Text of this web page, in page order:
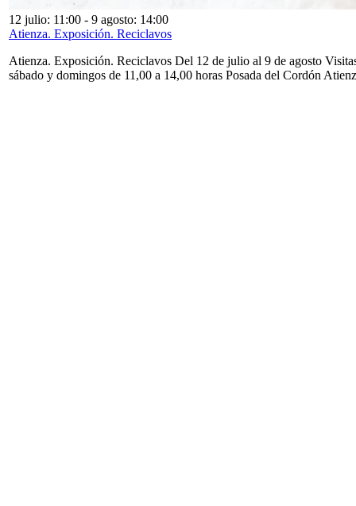
12 julio: 11:00 - 9 agosto: 14:00
Atienza. Exposición. Reciclavos
Atienza. Exposición. Reciclavos Del 12 de julio al 9 de agosto
sábado y domingos de 11,00 a 14,00 horas Posada del Cordón